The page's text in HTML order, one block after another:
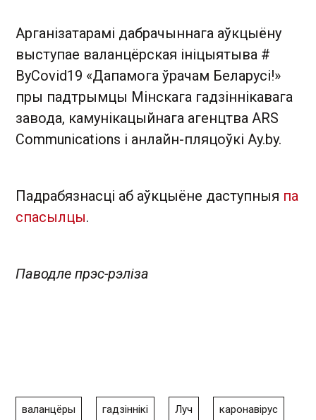
Арганізатарамі дабрачыннага аўкцыёну
выступае валанцёрская ініцыятыва #
ByCovid19 «Дапамога ўрачам Беларусі!»
пры падтрымцы Мінскага гадзіннікавага
завода, камунікацыйнага агенцтва ARS
Communications і анлайн-пляцоўкі Ay.by.
Падрабязнасці аб аўкцыёне даступныя па
спасылцы.
Паводле прэс-рэліза
валанцёры гадзіннікі Луч каронавірус